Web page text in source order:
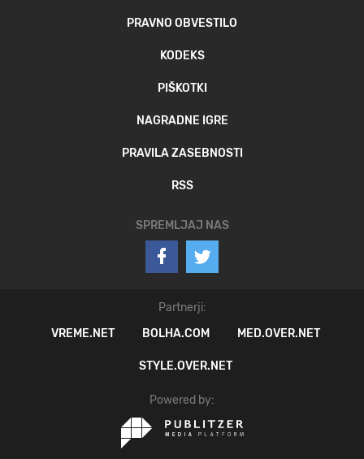
PRAVNO OBVESTILO
KODEKS
PIŠKOTKI
NAGRADNE IGRE
PRAVILA ZASEBNOSTI
RSS
SPREMLJAJ NAS
Partnerji:
VREME.NET
BOLHA.COM MED.OVER.NET
STYLE.OVER.NET
Powered by: